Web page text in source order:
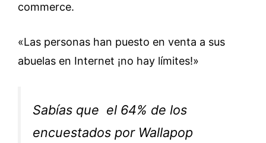
commerce.
«Las personas han puesto en venta a sus
abuelas en Internet ¡no hay límites!»
Sabías que el 64% de los
encuestados por Wallapop